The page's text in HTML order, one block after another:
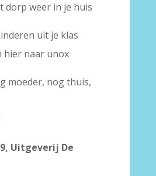
dorp weer in je huis
uit je klas
hier naar unox
moeder, nog thuis,
Uitgeverij De